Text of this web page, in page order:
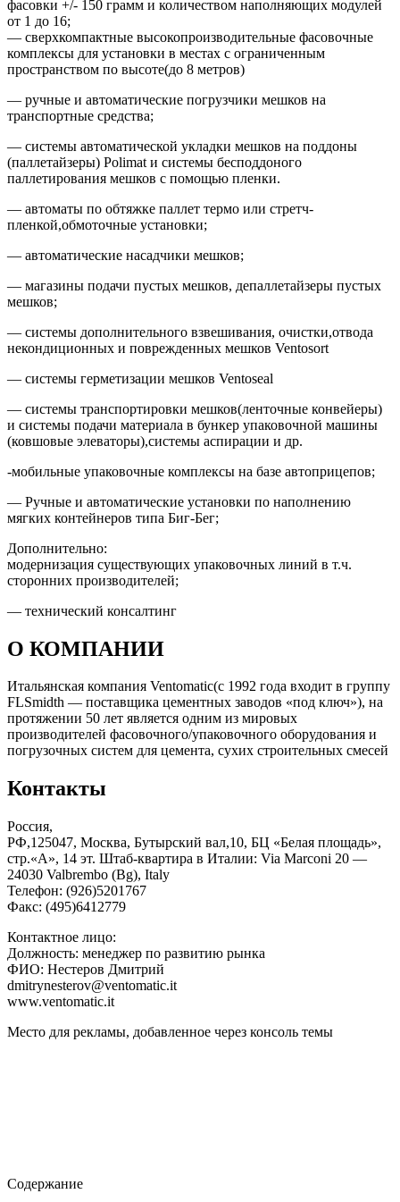
фасовки +/- 150 грамм и количеством наполняющих модулей
от 1 до 16;
— сверхкомпактные высокопроизводительные фасовочные
комплексы для установки в местах с ограниченным
пространством по высоте(до 8 метров)
— ручные и автоматические погрузчики мешков на
транспортные средства;
— системы автоматической укладки мешков на поддоны
(паллетайзеры) Polimat и системы бесподдоного
паллетирования мешков с помощью пленки.
— автоматы по обтяжке паллет термо или стретч-
пленкой,обмоточные установки;
— автоматические насадчики мешков;
— магазины подачи пустых мешков, депаллетайзеры пустых
мешков;
— системы дополнительного взвешивания, очистки,отвода
некондиционных и поврежденных мешков Ventosort
— системы герметизации мешков Ventoseal
— системы транспортировки мешков(ленточные конвейеры)
и системы подачи материала в бункер упаковочной машины
(ковшовые элеваторы),системы аспирации и др.
-мобильные упаковочные комплексы на базе автоприцепов;
— Ручные и автоматические установки по наполнению
мягких контейнеров типа Биг-Бег;
Дополнительно:
модернизация существующих упаковочных линий в т.ч.
сторонних производителей;
— технический консалтинг
О КОМПАНИИ
Итальянская компания Ventomatic(c 1992 года входит в группу
FLSmidth — поставщика цементных заводов «под ключ»), на
протяжении 50 лет является одним из мировых
производителей фасовочного/упаковочного оборудования и
погрузочных систем для цемента, сухих строительных смесей
Контакты
Россия,
РФ,125047, Moсква, Бутырский вал,10, БЦ «Белая площадь»,
стр.«А», 14 эт. Штаб-квартира в Италии: Via Marconi 20 —
24030 Valbrembo (Bg), Italy
Телефон: (926)5201767
Факс: (495)6412779
Контактное лицо:
Должность: менеджер по развитию рынка
ФИО: Нестеров Дмитрий
dmitrynesterov@ventomatic.it
www.ventomatic.it
Место для рекламы, добавленное через консоль темы
Содержание